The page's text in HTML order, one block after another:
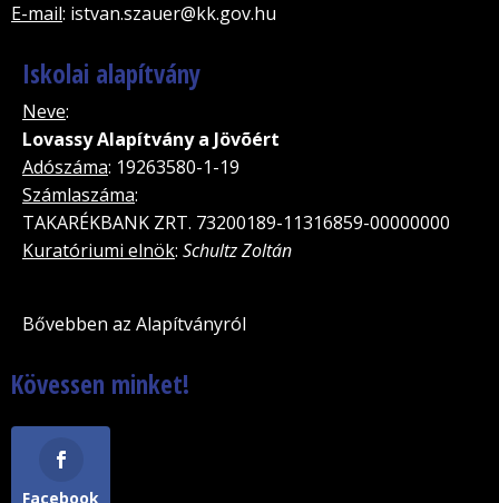
E-mail: istvan.szauer@kk.gov.hu
Iskolai alapítvány
Neve:
Lovassy Alapítvány a Jövõért
Adószáma: 19263580-1-19
Számlaszáma:
TAKARÉKBANK ZRT. 73200189-11316859-00000000
Kuratóriumi elnök: Schultz Zoltán
Bővebben az Alapítványról
Kövessen minket!
Facebook